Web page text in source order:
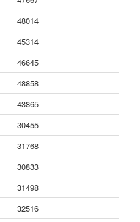
48014
45314
46645
48858
43865
30455
31768
30833
31498
32516